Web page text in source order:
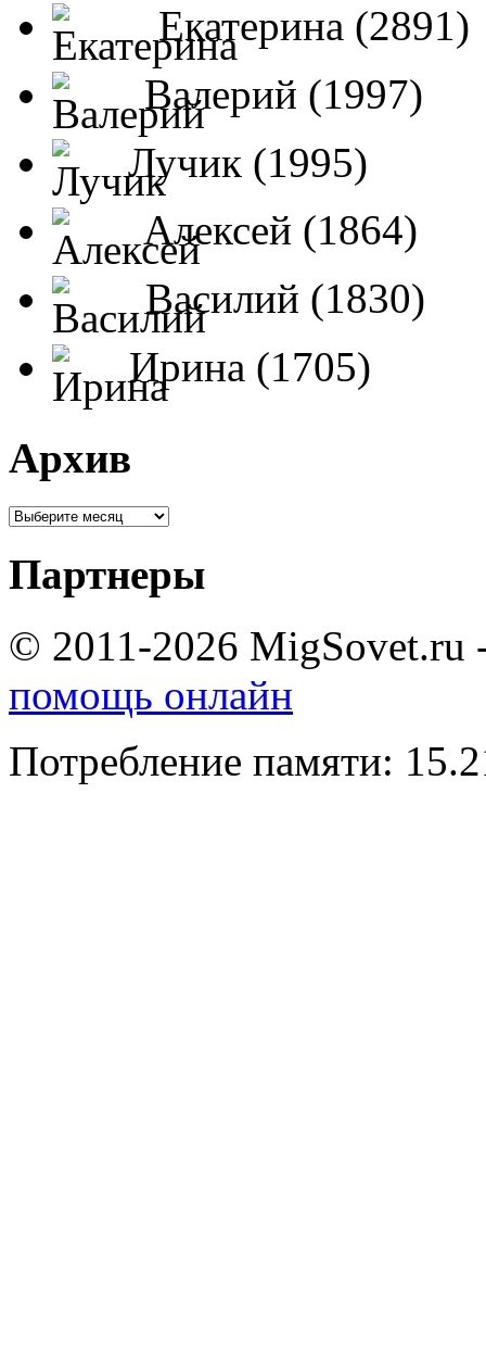
Екатерина (2891)
Валерий (1997)
Лучик (1995)
Алексей (1864)
Василий (1830)
Ирина (1705)
Архив
Партнеры
© 2011-2026 MigSovet.ru
помощь онлайн
Потребление памяти: